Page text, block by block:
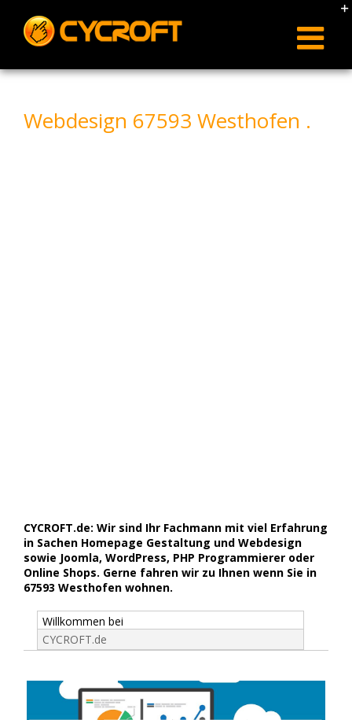
content
Webdesign 67593 Westhofen .
CYCROFT.de: Wir sind Ihr Fachmann mit viel Erfahrung
in Sachen Homepage Gestaltung und Webdesign
sowie Joomla, WordPress, PHP Programmierer oder
Online Shops. Gerne fahren wir zu Ihnen wenn Sie in
67593 Westhofen wohnen.
Willkommen bei
CYCROFT.de